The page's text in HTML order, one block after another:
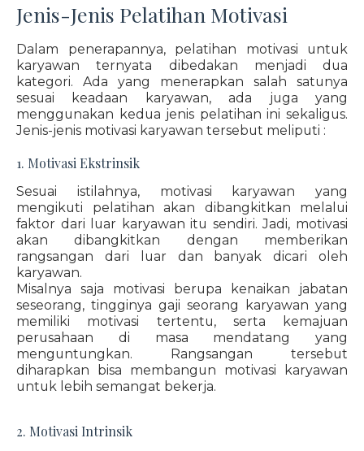
Jenis-Jenis Pelatihan Motivasi
Dalam penerapannya, pelatihan motivasi untuk
karyawan ternyata dibedakan menjadi dua
kategori. Ada yang menerapkan salah satunya
sesuai keadaan karyawan, ada juga yang
menggunakan kedua jenis pelatihan ini sekaligus.
Jenis-jenis motivasi karyawan tersebut meliputi :
1. Motivasi Ekstrinsik
Sesuai istilahnya, motivasi karyawan yang
mengikuti pelatihan akan dibangkitkan melalui
faktor dari luar karyawan itu sendiri. Jadi, motivasi
akan dibangkitkan dengan memberikan
rangsangan dari luar dan banyak dicari oleh
karyawan.
Misalnya saja motivasi berupa kenaikan jabatan
seseorang, tingginya gaji seorang karyawan yang
memiliki motivasi tertentu, serta kemajuan
perusahaan di masa mendatang yang
menguntungkan. Rangsangan tersebut
diharapkan bisa membangun motivasi karyawan
untuk lebih semangat bekerja.
2. Motivasi Intrinsik